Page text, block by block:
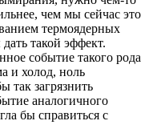
чем мы сейчас это
термоядерных
такой эффект.
событие такого рода
и холод, ноль
так загрязнить
аналогичного
бы справиться с